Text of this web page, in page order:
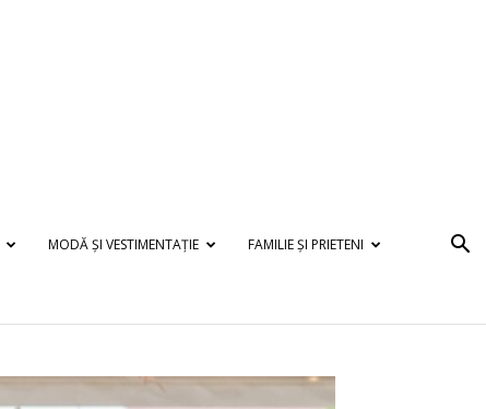
MODĂ ȘI VESTIMENTAȚIE FAMILIE ȘI PRIETENI